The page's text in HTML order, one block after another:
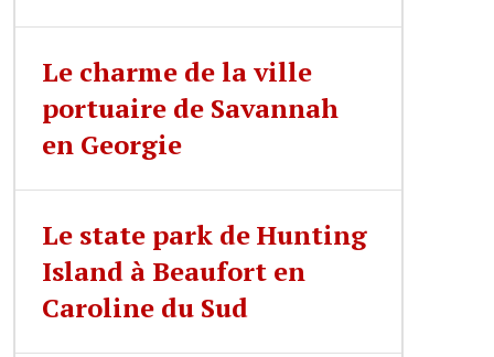
Le charme de la ville
portuaire de Savannah
en Georgie
Le state park de Hunting
Island à Beaufort en
Caroline du Sud